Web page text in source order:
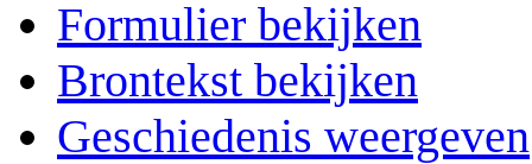
Formulier bekijken
Brontekst bekijken
Geschiedenis weergeven